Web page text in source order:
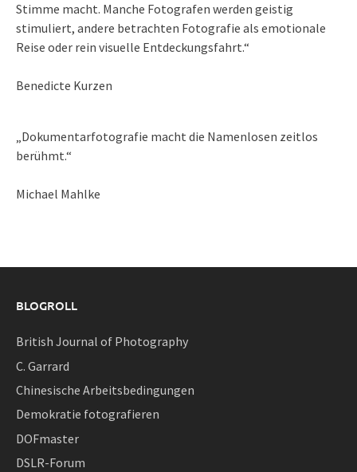
Stimme macht. Manche Fotografen werden geistig
stimuliert, andere betrachten Fotografie als emotionale
Reise oder rein visuelle Entdeckungsfahrt.“
Benedicte Kurzen
„Dokumentarfotografie macht die Namenlosen zeitlos
berühmt.“
Michael Mahlke
BLOGROLL
British Journal of Photography
C. Garrard
Chinesische Arbeitsbedingungen
Demokratie fotografieren
DOFmaster
DSLR-Forum